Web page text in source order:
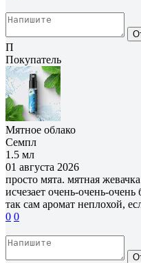
П
Покупатель
Мятное облако
Семпл
1.5 мл
01 августа 2026
просто мята. мятная
исчезает очень-очень-
так сам аромат неплохой,
0 0